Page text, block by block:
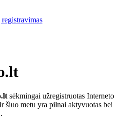
sėkmingai užregistruotas Interneto
šiuo metu yra pilnai aktyvuotas bei